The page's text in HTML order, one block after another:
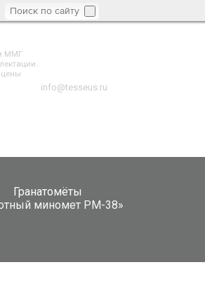
ММГ
info@tesseus.ru
Гранатомёты
миномет РМ-38»